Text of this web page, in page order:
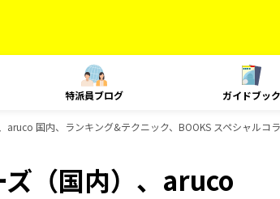
特派員ブログ ガイドブック
国内、ランキング&テクニック、BOOKS スペシャルコ
（国内）、aruco